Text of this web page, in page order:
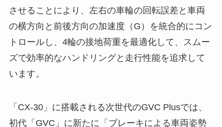
させることにより、左右の車輪の回転誤差と車両
の横方向と前後方向の加速度（G）を統合的にコン
トロールし、4輪の接地荷重を最適化して、スムー
ズで効率的なハンドリングと走行性能を追求して
います。
「CX-30」に搭載される次世代のGVC Plusでは、
初代「GVC」に新たに「ブレーキによる車両姿勢